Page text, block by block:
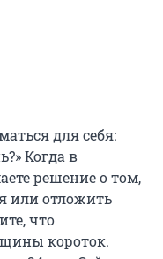
для себя:
Когда в
решение о том,
или отложить
что
короток.